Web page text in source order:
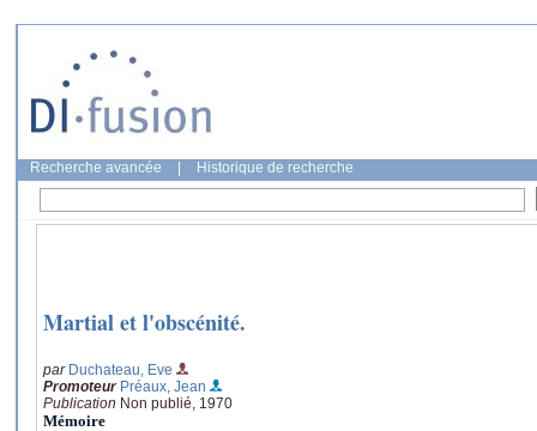
Recherche avancée Historique de recherche
Martial et l'obscénité.
par Duchateau, Eve
Promoteur Préaux, Jean
Publication Non publié, 1970
Mémoire